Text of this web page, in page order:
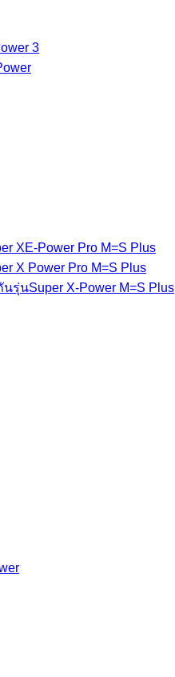
3
XE-Power Pro M=S Plus
X Power Pro M=S Plus
นSuper X-Power M=S Plus